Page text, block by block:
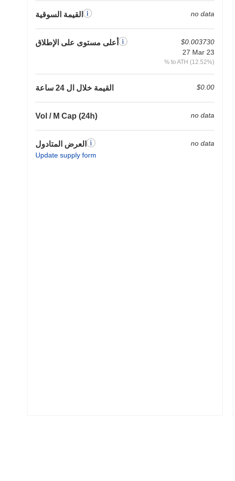
القيمة السوقية no data
أعلى مستوى على الإطلاق
$0.003730
27 Mar 23
% to ATH (12.52%)
القيمة خلال ال 24 ساعة $0.00
Vol / M Cap (24h) no data
العرض المتادول
Update supply form
no data